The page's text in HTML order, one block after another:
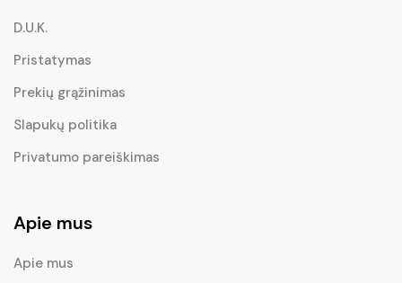
D.U.K.
Pristatymas
Prekių grąžinimas
Slapukų politika
Privatumo pareiškimas
Apie mus
Apie mus